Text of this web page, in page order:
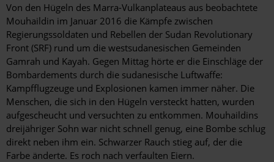
Von den Hügeln des Marra-Vulkanplateaus aus beobachtete
Mouhaildin im Januar 2016 die Kämpfe zwischen
Regierungssoldaten und Rebellen der Sudan Revolutionary
Front (SRF) rund um die westsudanesischen Gemeinden
Gamrah und Kayah. Gegen Mittag hörte er die Einschläge der
Bombardements durch die sudanesische Luftwaffe:
Kampfflugzeuge und Explosionen kamen immer näher. Die
Menschen, die sich in den Hügeln versteckt hatten, wurden
aufgescheucht und versuchten zu entkommen. Mouhaildins
dreijähriger Sohn war nicht schnell genug, eine Bombe schlug
direkt neben ihm ein. Schwarzer Rauch stieg auf, der die
Farbe änderte. Es roch nach verfaulten Eiern.